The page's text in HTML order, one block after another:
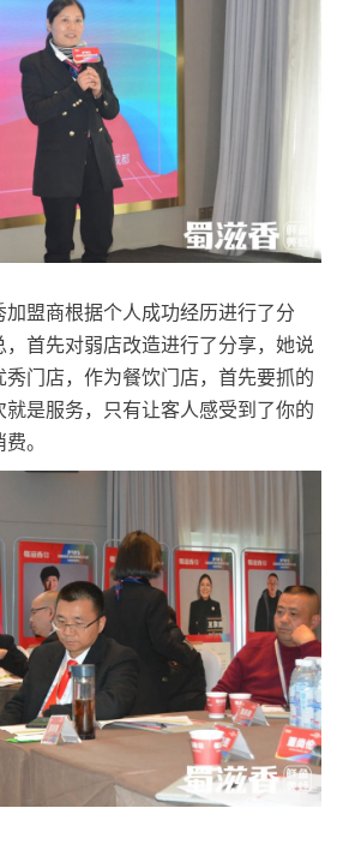
加盟商根据个人成功经历进行了分
首先对弱店改造进行了分享，她说
门店，作为餐饮门店，首先要抓的
是服务，只有让客人感受到了你的
。